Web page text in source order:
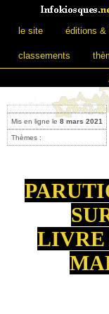
le site éditions &
classements
Mis en ligne le 8 mars 2021
Thèmes :
LIVRE